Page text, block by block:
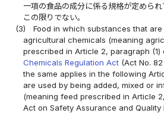
一項の食品の成分に係る規格が定められ
この限りでない。
(3)
Food in which substances that
agricultural chemicals (meaning
prescribed in Article 2, paragraph
Chemicals Regulation Act (Act No.
the same applies in the following
are used by being added, mixed or
(meaning feed prescribed in Article
Act on Safety Assurance and Quality